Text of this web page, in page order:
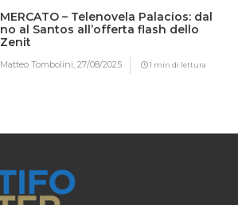
MERCATO – Telenovela Palacios: dal
no al Santos all’offerta flash dello
Zenit
Matteo Tombolini,27/08/2025 1 min di lettura